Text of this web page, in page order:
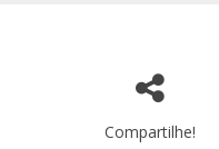
Compartilhe!